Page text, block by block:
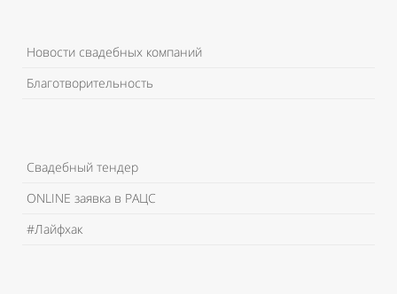
Новости свадебных компаний
Благотворительность
Свадебный тендер
ONLINE заявка в РАЦС
#Лайфхак